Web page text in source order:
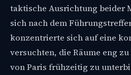
taktische Ausrichtung beider
sich nach dem
konzentrierte sich auf eine
versuchten, die Räume eng
von Paris frühzeitig zu